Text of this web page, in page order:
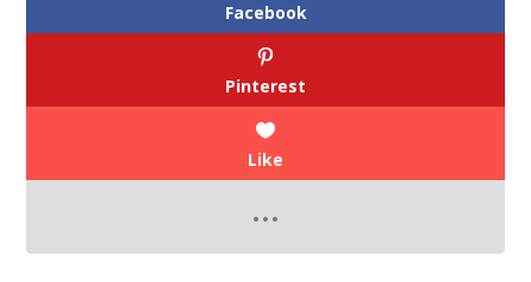
Facebook
Pinterest
Like